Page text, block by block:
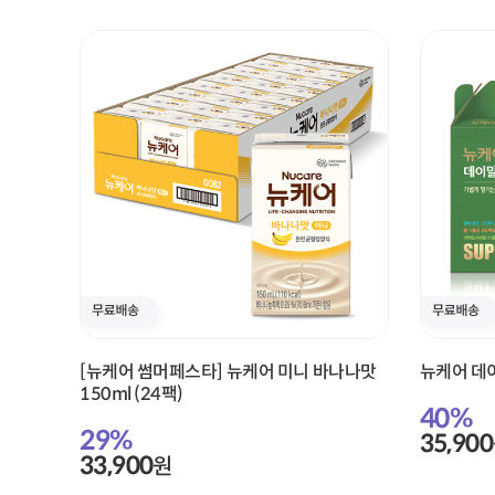
[뉴케어 썸머페스타] 뉴케어 미니 바나나맛
150ml (24팩)
29%
33,900원
뉴케어 데
40%
35,900